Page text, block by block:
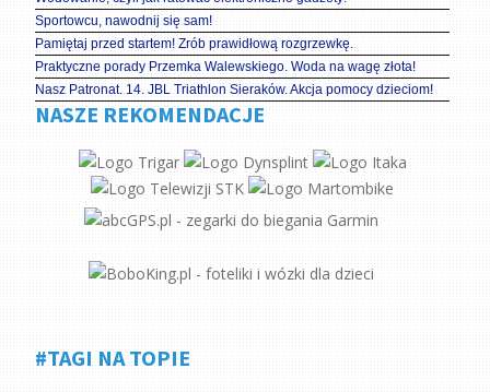
Sportowcu, nawodnij się sam!
Pamiętaj przed startem! Zrób prawidłową rozgrzewkę.
Praktyczne porady Przemka Walewskiego. Woda na wagę złota!
Nasz Patronat. 14. JBL Triathlon Sieraków. Akcja pomocy dzieciom!
NASZE REKOMENDACJE
#TAGI NA TOPIE